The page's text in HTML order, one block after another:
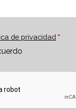
de privacidad